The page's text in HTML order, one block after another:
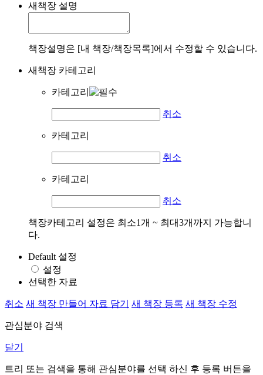
새책장 설명
책장설명은 [내 책장/책장목록]에서 수정할 수 있습니다.
새책장 카테고리
카테고리
취소
카테고리
취소
카테고리
취소
책장카테고리 설정은 최소1개 ~ 최대3개까지 가능합니
다.
Default 설정
설정
선택한 자료
취소 새 책장 만들어 자료 담기 새 책장 등록 새 책장 수정
관심분야 검색
닫기
트리 또는 검색을 통해 관심분야를 선택 하신 후 등록 버튼을